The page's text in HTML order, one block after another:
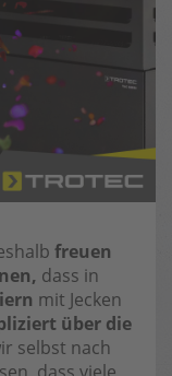
freuen
dass in
mit Jecken
über die
selbst nach